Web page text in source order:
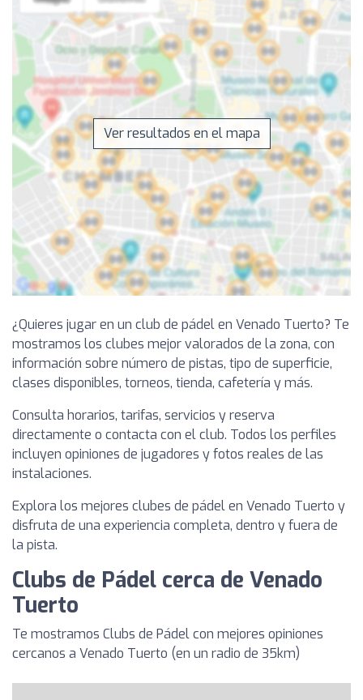
Ver resultados en el mapa
¿Quieres jugar en un club de pádel en Venado Tuerto? Te
mostramos los clubes mejor valorados de la zona, con
información sobre número de pistas, tipo de superficie,
clases disponibles, torneos, tienda, cafetería y más.
Consulta horarios, tarifas, servicios y reserva
directamente o contacta con el club. Todos los perfiles
incluyen opiniones de jugadores y fotos reales de las
instalaciones.
Explora los mejores clubes de pádel en Venado Tuerto y
disfruta de una experiencia completa, dentro y fuera de
la pista.
Clubs de Pádel cerca de Venado
Tuerto
Te mostramos Clubs de Pádel con mejores opiniones
cercanos a Venado Tuerto (en un radio de 35km)